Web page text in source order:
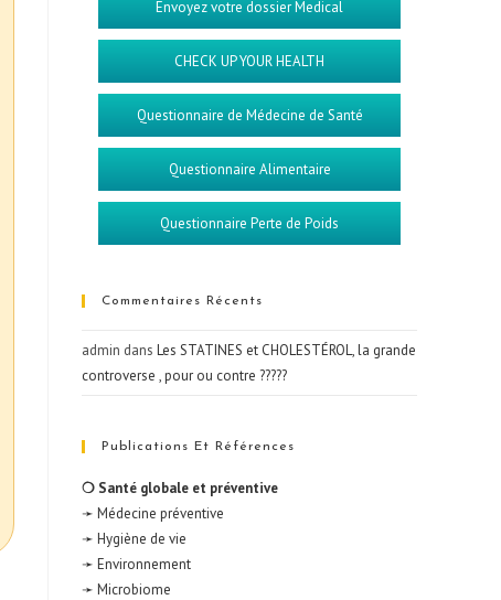
Envoyez votre dossier Medical
CHECK UP YOUR HEALTH
Questionnaire de Médecine de Santé
Questionnaire Alimentaire
Questionnaire Perte de Poids
Commentaires Récents
admin dansLes STATINES et CHOLESTÉROL, la grande
controverse , pour ou contre ?????
Publications Et Références
❍ Santé globale et préventive
➛ Médecine préventive
➛ Hygiène de vie
➛ Environnement
➛ Microbiome